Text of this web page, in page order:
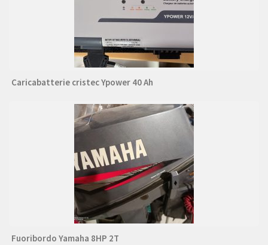
Caricabatterie cristec Ypower 40 Ah
Fuoribordo Yamaha 8HP 2T